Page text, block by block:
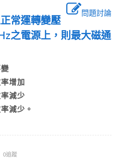
問題討論
常運轉變壓
之電源上，則最大磁通
變
率增加
率減少
減少。
0追蹤